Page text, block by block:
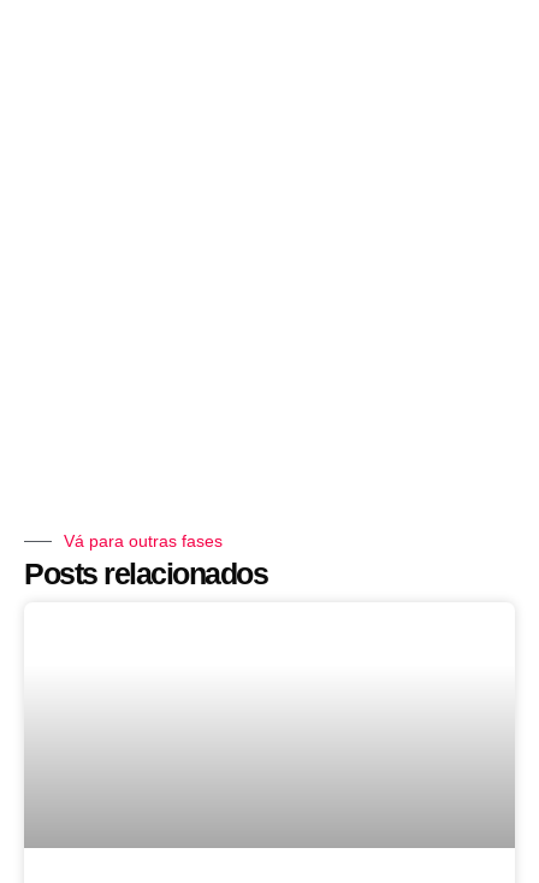
Vá para outras fases
Posts relacionados